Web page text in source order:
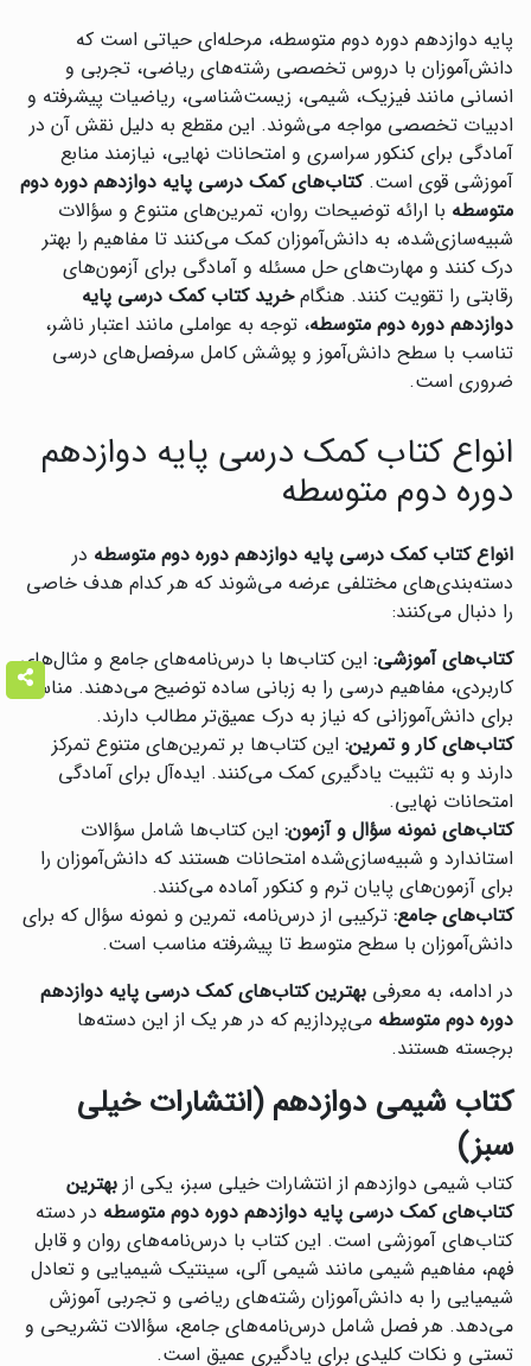
پایه دوازدهم دوره دوم متوسطه، مرحله‌ای حیاتی است که
دانش‌آموزان با دروس تخصصی رشته‌های ریاضی، تجربی و
انسانی مانند فیزیک، شیمی، زیست‌شناسی، ریاضیات پیشرفته و
ادبیات تخصصی مواجه می‌شوند. این مقطع به دلیل نقش آن در
آمادگی برای کنکور سراسری و امتحانات نهایی، نیازمند منابع
آموزشی قوی است.کتاب‌های کمک درسی پایه دوازدهم دوره دوم
متوسطه با ارائه توضیحات روان، تمرین‌های متنوع و سؤالات
شبیه‌سازی‌شده، به دانش‌آموزان کمک می‌کنند تا مفاهیم را بهتر
درک کنند و مهارت‌های حل مسئله و آمادگی برای آزمون‌های
رقابتی را تقویت کنند. هنگامخرید کتاب کمک درسی پایه
دوازدهم دوره دوم متوسطه، توجه به عواملی مانند اعتبار ناشر،
تناسب با سطح دانش‌آموز و پوشش کامل سرفصل‌های درسی
ضروری است.
انواع کتاب کمک درسی پایه دوازدهم
دوره دوم متوسطه
انواع کتاب کمک درسی پایه دوازدهم دوره دوم متوسطه در
دسته‌بندی‌های مختلفی عرضه می‌شوند که هر کدام هدف خاصی
را دنبال می‌کنند:
کتاب‌های آموزشی: این کتاب‌ها با درس‌نامه‌های جامع و مثال‌های
کاربردی، مفاهیم درسی را به زبانی ساده توضیح می‌دهند. مناسب
برای دانش‌آموزانی که نیاز به درک عمیق‌تر مطالب دارند.
کتاب‌های کار و تمرین: این کتاب‌ها بر تمرین‌های متنوع تمرکز
دارند و به تثبیت یادگیری کمک می‌کنند. ایده‌آل برای آمادگی
امتحانات نهایی.
کتاب‌های نمونه سؤال و آزمون: این کتاب‌ها شامل سؤالات
استاندارد و شبیه‌سازی‌شده امتحانات هستند که دانش‌آموزان را
برای آزمون‌های پایان ترم و کنکور آماده می‌کنند.
کتاب‌های جامع: ترکیبی از درس‌نامه، تمرین و نمونه سؤال که برای
دانش‌آموزان با سطح متوسط تا پیشرفته مناسب است.
در ادامه، به معرفی بهترین کتاب‌های کمک درسی پایه دوازدهم
دوره دوم متوسطه می‌پردازیم که در هر یک از این دسته‌ها
برجسته هستند.
کتاب شیمی دوازدهم (انتشارات خیلی
سبز)
کتاب شیمی دوازدهم از انتشارات خیلی سبز، یکی از بهترین
کتاب‌های کمک درسی پایه دوازدهم دوره دوم متوسطه در دسته
کتاب‌های آموزشی است. این کتاب با درس‌نامه‌های روان و قابل
فهم، مفاهیم شیمی مانند شیمی آلی، سینتیک شیمیایی و تعادل
شیمیایی را به دانش‌آموزان رشته‌های ریاضی و تجربی آموزش
می‌دهد. هر فصل شامل درس‌نامه‌های جامع، سؤالات تشریحی و
تستی و نکات کلیدی برای یادگیری عمیق است.